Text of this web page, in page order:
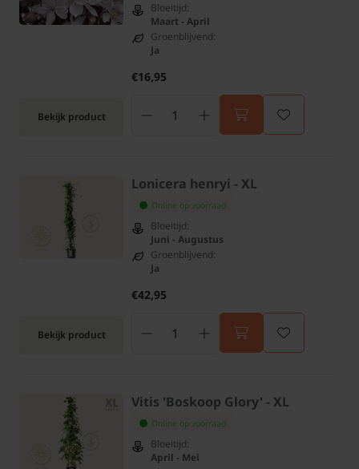
Bekijk product
Bloeitijd:
Maart - April
Groenblijvend:
Ja
€16,95
Bekijk product
Lonicera henryi - XL
Online op voorraad
Bloeitijd:
Juni - Augustus
Groenblijvend:
Ja
€42,95
Vitis 'Boskoop Glory' - XL
Online op voorraad
Bloeitijd:
April - Mei